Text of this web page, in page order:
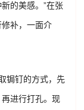
的美感。”在张
补，一面介
锔钉的方式，先
进行打孔。现